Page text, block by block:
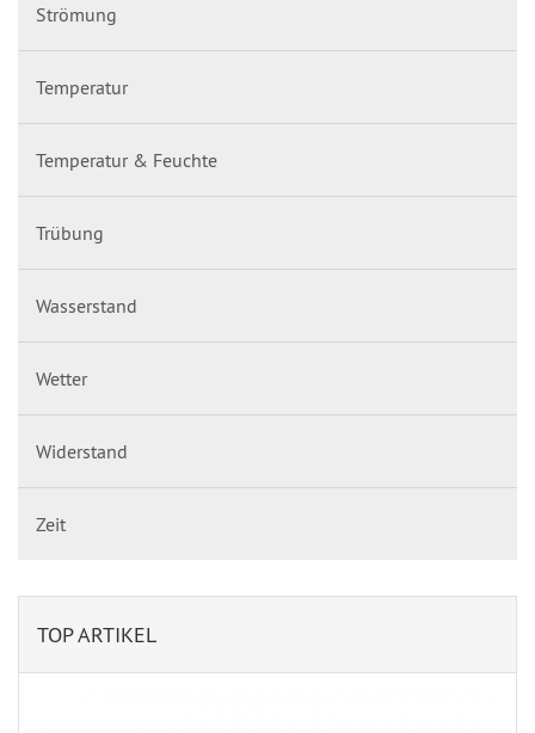
Strömung
Temperatur
Temperatur & Feuchte
Trübung
Wasserstand
Wetter
Widerstand
Zeit
TOP ARTIKEL